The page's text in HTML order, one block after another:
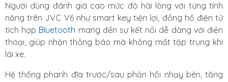
Người dùng đánh giá cao mức độ hài lòng với từng tính
năng trên JVC V6 như smart key tiện lợi, đồng hồ điện tử
tích hợp Bluetooth mang đến sự kết nối dễ dàng với điện
thoại, giúp nhận thông báo mà không mất tập trung khi
lái xe.
Hệ thống phanh đĩa trước/sau phản hồi nhạy bén, tăng